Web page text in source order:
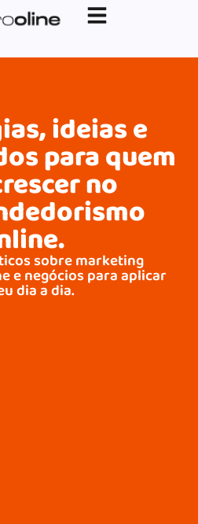
5970489886047746AW-
ideias e
para quem
no
sobre marketing
e negócios para aplicar
dia a dia.